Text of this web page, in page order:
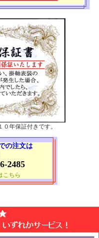
年保証付きです。
の注文は
2485
こちら